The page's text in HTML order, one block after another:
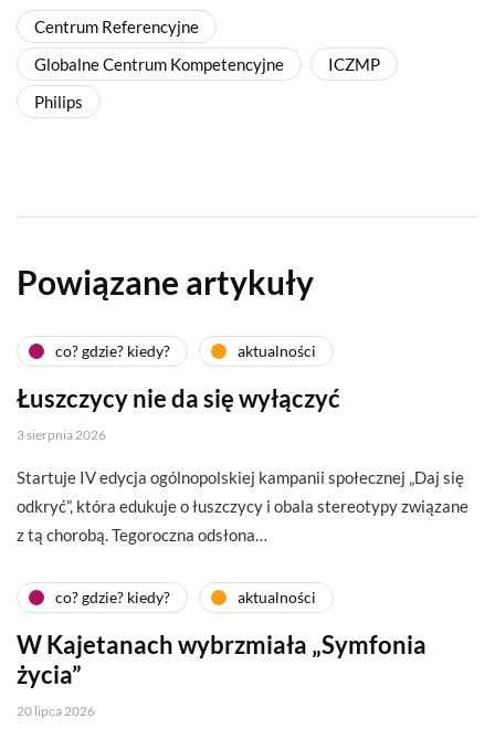
Centrum Referencyjne
Globalne Centrum Kompetencyjne
ICZMP
Philips
Powiązane artykuły
co? gdzie? kiedy? aktualności
Łuszczycy nie da się wyłączyć
3 sierpnia 2026
Startuje IV edycja ogólnopolskiej kampanii społecznej „Daj się
odkryć”, która edukuje o łuszczycy i obala stereotypy związane
z tą chorobą. Tegoroczna odsłona…
co? gdzie? kiedy? aktualności
W Kajetanach wybrzmiała „Symfonia
życia”
20 lipca 2026